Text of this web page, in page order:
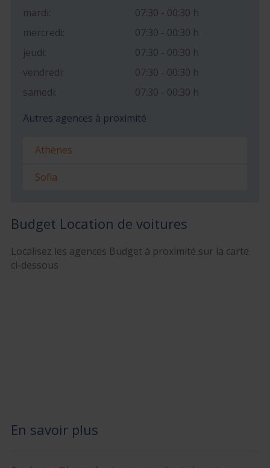
mardi:
07:30 - 00:30 h
mercredi:
07:30 - 00:30 h
jeudi:
07:30 - 00:30 h
vendredi:
07:30 - 00:30 h
samedi:
07:30 - 00:30 h
Autres agences à proximité
Athènes
Sofia
Budget Location de voitures
Localisez les agences Budget à proximité sur la carte
ci-dessous
En savoir plus